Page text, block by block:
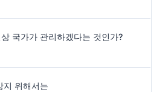
국가가 관리하겠다는 것인가?
지 위해서는